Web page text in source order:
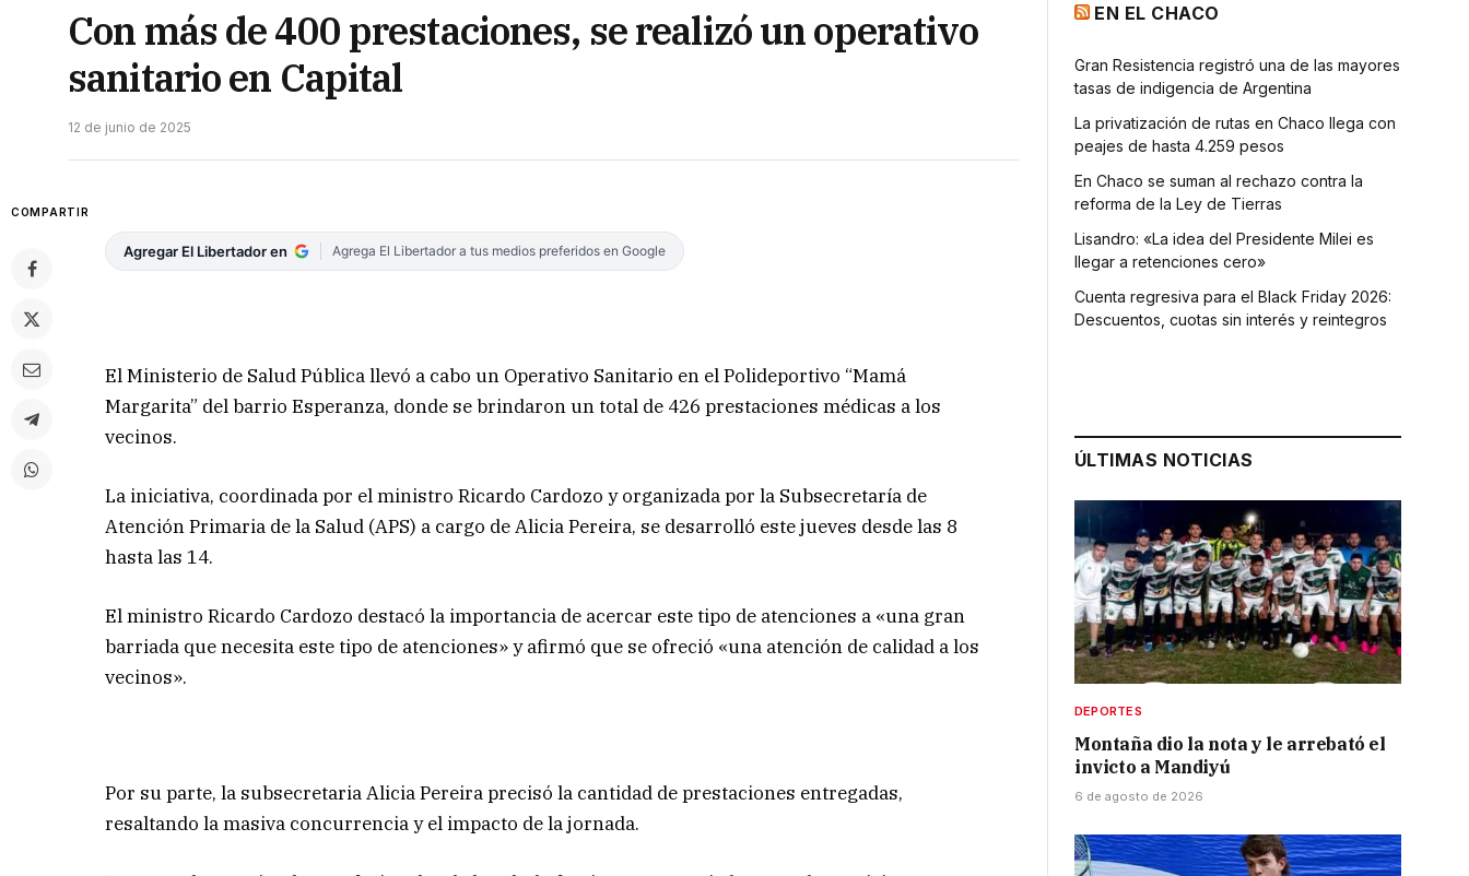
Con más de 400 prestaciones, se realizó un operativo
sanitario en Capital
12 de junio de 2025
COMPARTIR
Agregar El Libertador en Agrega El Libertador a tus medios preferidos en Google
El Ministerio de Salud Pública llevó a cabo un Operativo Sanitario en el Polideportivo “Mamá
Margarita” del barrio Esperanza, donde se brindaron un total de 426 prestaciones médicas a los
vecinos.
La iniciativa, coordinada por el ministro Ricardo Cardozo y organizada por la Subsecretaría de
Atención Primaria de la Salud (APS) a cargo de Alicia Pereira, se desarrolló este jueves desde las 8
hasta las 14.
El ministro Ricardo Cardozo destacó la importancia de acercar este tipo de atenciones a «una gran
barriada que necesita este tipo de atenciones» y afirmó que se ofreció «una atención de calidad a los
vecinos».
Por su parte, la subsecretaria Alicia Pereira precisó la cantidad de prestaciones entregadas,
resaltando la masiva concurrencia y el impacto de la jornada.
EN EL CHACO
Gran Resistencia registró una de las mayores
tasas de indigencia de Argentina
La privatización de rutas en Chaco llega con
peajes de hasta 4.259 pesos
En Chaco se suman al rechazo contra la
reforma de la Ley de Tierras
Lisandro: «La idea del Presidente Milei es
llegar a retenciones cero»
Cuenta regresiva para el Black Friday 2026:
Descuentos, cuotas sin interés y reintegros
ÚLTIMAS NOTICIAS
DEPORTES
Montaña dio la nota y le arrebató el
invicto a Mandiyú
6 de agosto de 2026